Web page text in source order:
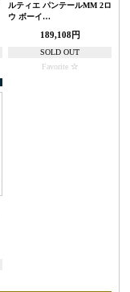
ルティエ パンテールMM 2ロ
ウ ボーイ…
189,108円
SOLD OUT
Favorite